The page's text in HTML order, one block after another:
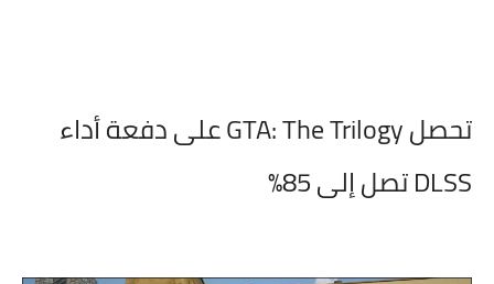
تحصل GTA: The Trilogy على دفعة أداء
DLSS تصل إلى 85%